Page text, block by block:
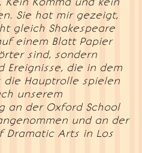
Sie hat mir gezeigt,
gleich Shakespeare
einem Blatt Papier
sind, sondern
Ereignisse, die in dem
die Hauptrolle spielen
unserem
an der Oxford School
und an der
Dramatic Arts in Los